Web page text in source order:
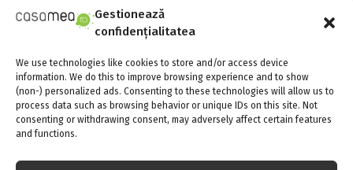
Gestionează
confidențialitatea
We use technologies like cookies to store and/or access device
information. We do this to improve browsing experience and to show
(non-) personalized ads. Consenting to these technologies will allow us to
process data such as browsing behavior or unique IDs on this site. Not
consenting or withdrawing consent, may adversely affect certain features
and functions.
Vrei sa te mentii usor in forma? Te ajutam sa
alegi cea mai buna banda de alergat pentru